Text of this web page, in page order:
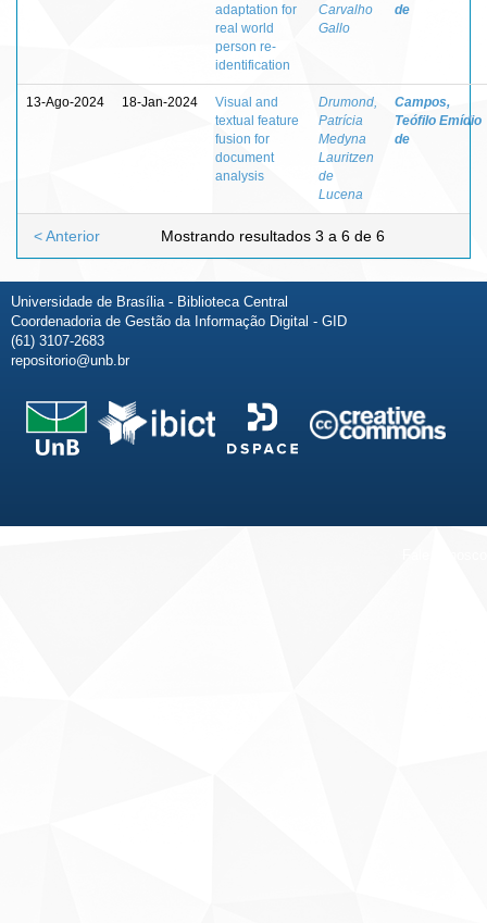
adaptation for
real world
person re-
identification
Carvalho
Gallo
de
13-Ago-2024 18-Jan-2024
Visual and
textual feature
fusion for
document
analysis
Drumond,
Patrícia
Medyna
Lauritzen
de
Lucena
Campos,
Teófilo Emídio
de
Mostrando resultados 3 a 6 de 6
< Anterior
Universidade de Brasília - Biblioteca Central
Coordenadoria de Gestão da Informação Digital - GID
(61) 3107-2683
repositorio@unb.br